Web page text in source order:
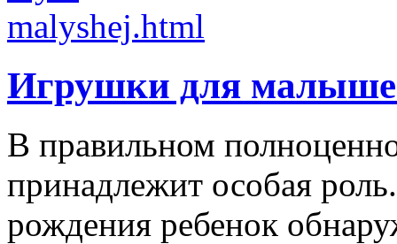
Игрушки для
В правильном
принадлежит особая
рождения ребенок